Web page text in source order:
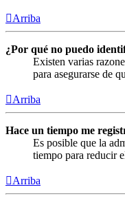
Arriba
¿Por qué no puedo
Existen varias
para asegurarse de
Arriba
Hace un tiempo me
Es posible que la
tiempo para reducir
Arriba